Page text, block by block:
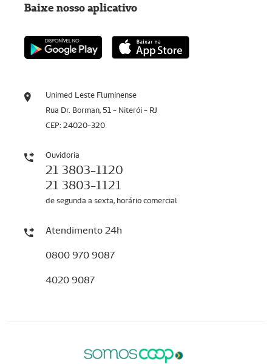
Unimed Leste Fluminense
Rua Dr. Borman, 51 - Niterói - RJ
CEP: 24020-320
Ouvidoria
21 3803-1120
21 3803-1121
de segunda a sexta, horário comercial
Atendimento 24h
0800 970 9087
4020 9087
Baixe nosso aplicativo